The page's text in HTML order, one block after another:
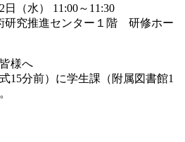
日（水） 11:00～11:30
研究推進センター１階 研修ホー
様へ
15分前）に学生課（附属図書館1